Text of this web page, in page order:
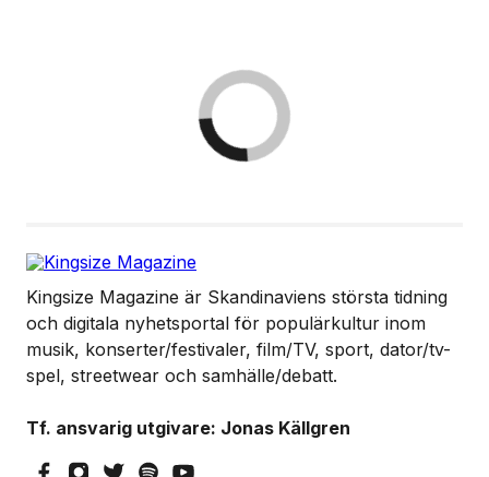
Kingsize Magazine är Skandinaviens största tidning
och digitala nyhetsportal för populärkultur inom
musik, konserter/festivaler, film/TV, sport, dator/tv-
spel, streetwear och samhälle/debatt.
Tf. ansvarig utgivare: Jonas Källgren